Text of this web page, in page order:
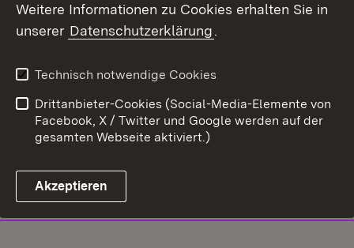
Weitere Informationen zu Cookies erhalten Sie in
unserer Datenschutzerklärung.
Technisch notwendige Cookies
Drittanbieter-Cookies (Social-Media-Elemente von
Facebook, X / Twitter und Google werden auf der
gesamten Webseite aktiviert.)
Akzeptieren